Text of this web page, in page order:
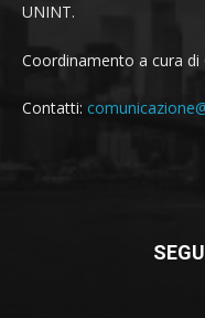
UNINT.
Coordinamento a cura di
Contatti: